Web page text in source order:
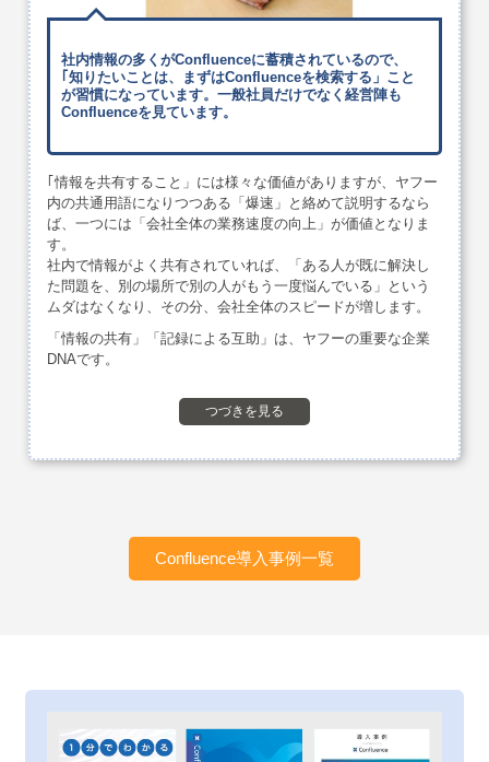
社内情報の多くがConfluenceに蓄積されているので、
｢知りたいことは、まずはConfluenceを検索する」こと
が習慣になっています。一般社員だけでなく経営陣も
Confluenceを見ています。
｢情報を共有すること」には様々な価値がありますが、ヤフー
内の共通用語になりつつある「爆速」と絡めて説明するなら
ば、一つには「会社全体の業務速度の向上」が価値となりま
す。
社内で情報がよく共有されていれば、「ある人が既に解決し
た問題を、別の場所で別の人がもう一度悩んでいる」という
ムダはなくなり、その分、会社全体のスピードが増します。
「情報の共有」「記録による互助」は、ヤフーの重要な企業
DNAです。
つづきを見る
Confluence導入事例一覧